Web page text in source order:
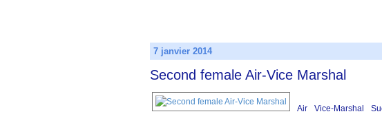
7 janvier 2014
Second female Air-Vice Marshal
Air Vice-Marshal